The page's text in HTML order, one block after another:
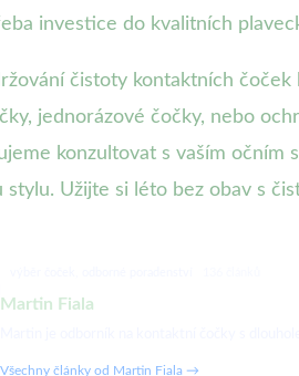
investice do kvalitních
čistoty kontaktních
jednorázové čočky, nebo
konzultovat s vaším očním
stylu. Užijte si léto bez obav s
Martin Fiala
Všechny články od Martin Fiala →